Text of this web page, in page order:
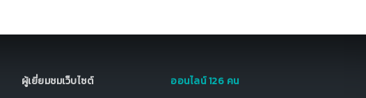
ผู้เยี่ยมชมเว็บไซต์ ออนไลน์ 126 คน